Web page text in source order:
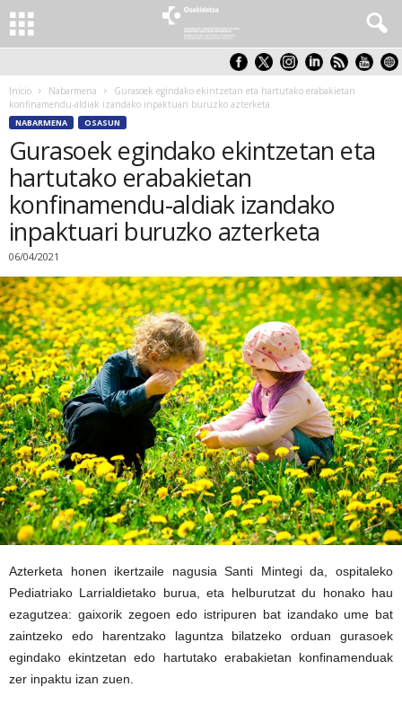
Inicio Nabarmena
Gurasoek egindako ekintzetan eta hartutako erabakietan
konfinamendu-aldiak izandako inpaktuari buruzko azterketa
NABARMENA OSASUN
Gurasoek egindako ekintzetan eta
hartutako erabakietan
konfinamendu-aldiak izandako
inpaktuari buruzko azterketa
06/04/2021
Azterketa honen ikertzaile nagusia Santi Mintegi da, ospitaleko
Pediatriako Larrialdietako burua, eta helburutzat du honako hau
ezagutzea: gaixorik zegoen edo istripuren bat izandako ume bat
zaintzeko edo harentzako laguntza bilatzeko orduan gurasoek
egindako ekintzetan edo hartutako erabakietan konfinamenduak
zer inpaktu izan zuen.